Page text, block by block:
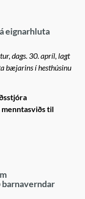
eignarhluta
dags. 30. apríl, lagt
bæjarins í hesthúsinu
til